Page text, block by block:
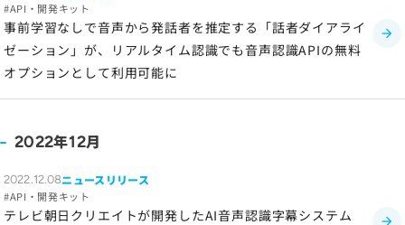
API・開発キット
事前学習なしで音声から発話者を推定する「話者ダイアライ
ゼーション」が、リアルタイム認識でも音声認識APIの無料
オプションとして利用可能に
2022年12月
2022.12.08ニュースリリース
API・開発キット
テレビ朝日クリエイトが開発したAI音声認識字幕システム